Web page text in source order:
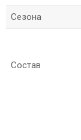
Сезона
Состав